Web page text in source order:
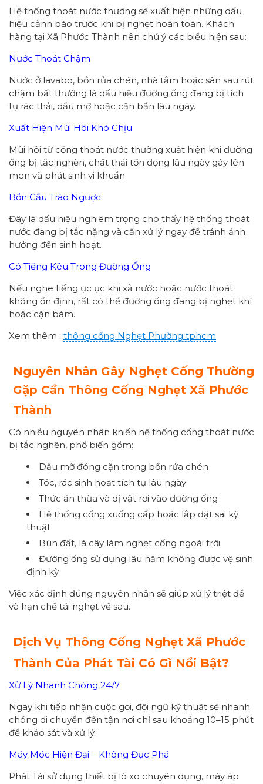
Hệ thống thoát nước thường sẽ xuất hiện những dấu
hiệu cảnh báo trước khi bị nghẹt hoàn toàn. Khách
hàng tại Xã Phước Thành nên chú ý các biểu hiện sau:
Nước Thoát Chậm
Nước ở lavabo, bồn rửa chén, nhà tắm hoặc sân sau rút
chậm bất thường là dấu hiệu đường ống đang bị tích
tụ rác thải, dầu mỡ hoặc cặn bẩn lâu ngày.
Xuất Hiện Mùi Hôi Khó Chịu
Mùi hôi từ cống thoát nước thường xuất hiện khi đường
ống bị tắc nghẽn, chất thải tồn đọng lâu ngày gây lên
men và phát sinh vi khuẩn.
Bồn Cầu Trào Ngược
Đây là dấu hiệu nghiêm trọng cho thấy hệ thống thoát
nước đang bị tắc nặng và cần xử lý ngay để tránh ảnh
hưởng đến sinh hoạt.
Có Tiếng Kêu Trong Đường Ống
Nếu nghe tiếng ục ục khi xả nước hoặc nước thoát
không ổn định, rất có thể đường ống đang bị nghẹt khí
hoặc cặn bám.
Xem thêm : thông cống Nghẹt Phường tphcm
Nguyên Nhân Gây Nghẹt Cống Thường
Gặp Cần Thông Cống Nghẹt Xã Phước
Thành
Có nhiều nguyên nhân khiến hệ thống cống thoát nước
bị tắc nghẽn, phổ biến gồm:
Dầu mỡ đóng cặn trong bồn rửa chén
Tóc, rác sinh hoạt tích tụ lâu ngày
Thức ăn thừa và dị vật rơi vào đường ống
Hệ thống cống xuống cấp hoặc lắp đặt sai kỹ
thuật
Bùn đất, lá cây làm nghẹt cống ngoài trời
Đường ống sử dụng lâu năm không được vệ sinh
định kỳ
Việc xác định đúng nguyên nhân sẽ giúp xử lý triệt để
và hạn chế tái nghẹt về sau.
Dịch Vụ Thông Cống Nghẹt Xã Phước
Thành Của Phát Tài Có Gì Nổi Bật?
Xử Lý Nhanh Chóng 24/7
Ngay khi tiếp nhận cuộc gọi, đội ngũ kỹ thuật sẽ nhanh
chóng di chuyển đến tận nơi chỉ sau khoảng 10–15 phút
để khảo sát và xử lý.
Máy Móc Hiện Đại – Không Đục Phá
Phát Tài sử dụng thiết bị lò xo chuyên dụng, máy áp